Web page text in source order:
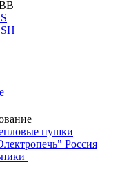
пушки
Россия